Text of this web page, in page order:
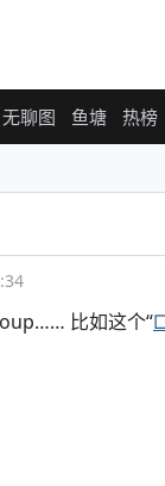
无聊图 鱼塘 热榜
比如这个“